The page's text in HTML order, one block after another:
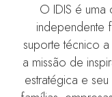
O IDIS é
independente
suporte técnico
a missão de
estratégica e